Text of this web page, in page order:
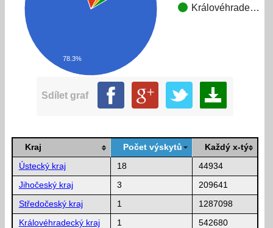
Královéhrade…
78.3%
Sdílet graf
Kraj Počet výskytů Každý x-tý
Ústecký kraj 18 44934
Jihočeský kraj 3 209641
Středočeský kraj 1 1287098
Královéhradecký kraj 1 542680